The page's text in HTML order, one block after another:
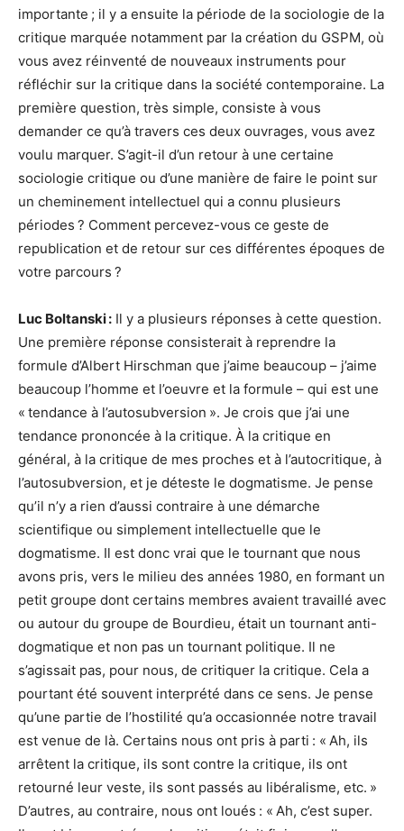
importante ; il y a ensuite la période de la sociologie de la
critique marquée notamment par la création du GSPM, où
vous avez réinventé de nouveaux instruments pour
réfléchir sur la critique dans la société contemporaine. La
première question, très simple, consiste à vous
demander ce qu’à travers ces deux ouvrages, vous avez
voulu marquer. S’agit-il d’un retour à une certaine
sociologie critique ou d’une manière de faire le point sur
un cheminement intellectuel qui a connu plusieurs
périodes ? Comment percevez-vous ce geste de
republication et de retour sur ces différentes époques de
votre parcours ?
Luc Boltanski : Il y a plusieurs réponses à cette question.
Une première réponse consisterait à reprendre la
formule d’Albert Hirschman que j’aime beaucoup – j’aime
beaucoup l’homme et l’oeuvre et la formule – qui est une
« tendance à l’autosubversion ». Je crois que j’ai une
tendance prononcée à la critique. À la critique en
général, à la critique de mes proches et à l’autocritique, à
l’autosubversion, et je déteste le dogmatisme. Je pense
qu’il n’y a rien d’aussi contraire à une démarche
scientifique ou simplement intellectuelle que le
dogmatisme. Il est donc vrai que le tournant que nous
avons pris, vers le milieu des années 1980, en formant un
petit groupe dont certains membres avaient travaillé avec
ou autour du groupe de Bourdieu, était un tournant anti-
dogmatique et non pas un tournant politique. Il ne
s’agissait pas, pour nous, de critiquer la critique. Cela a
pourtant été souvent interprété dans ce sens. Je pense
qu’une partie de l’hostilité qu’a occasionnée notre travail
est venue de là. Certains nous ont pris à parti : « Ah, ils
arrêtent la critique, ils sont contre la critique, ils ont
retourné leur veste, ils sont passés au libéralisme, etc. »
D’autres, au contraire, nous ont loués : « Ah, c’est super.